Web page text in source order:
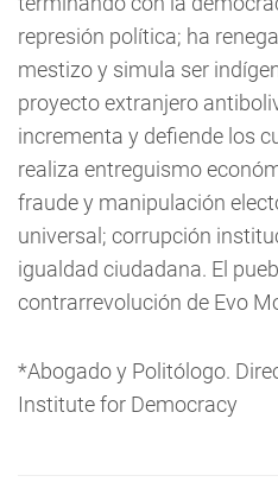
represión política; ha
mestizo y simula ser
proyecto extranjero
incrementa y defiende los
realiza entreguismo
fraude y manipulación
universal; corrupción
igualdad ciudadana. El
contrarrevolución de Evo
*Abogado y Politólogo.
Institute for Democracy